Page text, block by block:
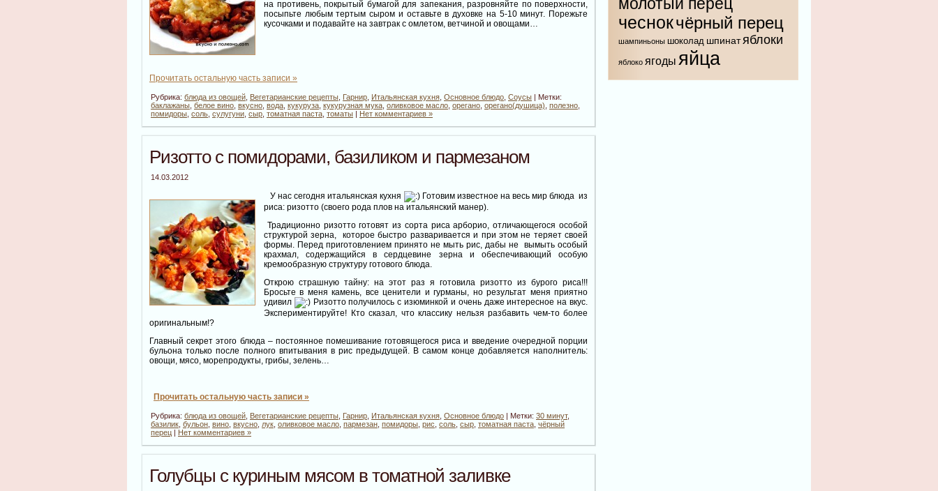
на противень, покрытый бумагой для запекания, разровняйте по поверхности,
посыпьте любым тертым сыром и оставьте в духовке на 5-10 минут. Порежьте
кусочками и подавайте на завтрак с омлетом, ветчиной и овощами…
Прочитать остальную часть записи »
Рубрика: блюда из овощей Вегетарианские рецепты Гарнир Итальянская кухня Основное блюдо Соусы | Метки:
баклажаны белое вино вкусно вода кукуруза кукурузная мука оливковое масло орегано орегано(душица) полезно
помидоры соль сулугуни сыр томатная паста томаты | Нет комментариев »
Ризотто с помидорами, базиликом и пармезаном
14.03.2012
У нас сегодня итальянская кухня
Готовим известное на весь мир блюда из
риса: ризотто (своего рода плов на итальянский манер).
Традиционно ризотто готовят из сорта риса арборио, отличающегося особой
структурой зерна, которое быстро разваривается и при этом не теряет своей
формы. Перед приготовлением принято не мыть рис, дабы не вымыть особый
крахмал, содержащийся в сердцевине зерна и обеспечивающий особую
кремообразную структуру готового блюда.
Открою страшную тайну: на этот раз я готовила ризотто из бурого риса!!!
Бросьте в меня камень, все ценители и гурманы, но результат меня приятно
удивил
Ризотто получилось с изюминкой и очень даже интересное на вкус.
Экспериментируйте! Кто сказал, что классику нельзя разбавить чем-то более
оригинальным!?
Главный секрет этого блюда – постоянное помешивание готовящегося риса и введение очередной порции
бульона только после полного впитывания в рис предыдущей. В самом конце добавляется наполнитель:
овощи, мясо, морепродукты, грибы, зелень…
Прочитать остальную часть записи »
Рубрика: блюда из овощей Вегетарианские рецепты Гарнир Итальянская кухня Основное блюдо | Метки: 30 минут,
базилик бульон вино вкусно лук оливковое масло пармезан помидоры рис соль сыр томатная паста чёрный
перец | Нет комментариев »
Голубцы с куриным мясом в томатной заливке
чеснокчёрный перец
шампиньоны шоколад шпинатяблоки
яблоко ягоды яйца